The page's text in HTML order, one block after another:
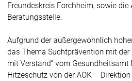
Freundeskreis Forchheim, sowie die
Beratungsstelle.
Aufgrund der außergewöhnlich
das Thema Suchtprävention mit der
mit Verstand“ vom Gesundheitsamt
Hitzeschutz von der AOK –